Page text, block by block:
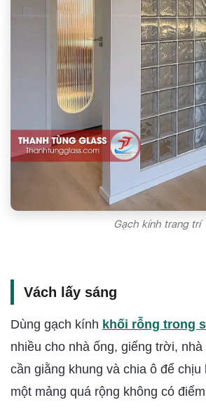
Gạch kính trang trí
Vách lấy sáng
Dùng gạch kính khối rỗng trong
nhiều cho nhà ống, giếng trời,
cần giằng khung và chia ô để
một mảng quá rộng không có